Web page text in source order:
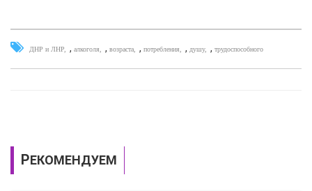
ДНР и ЛНР , алкоголя , возраста , потребления , душу , трудоспособного
РЕКОМЕНДУЕМ